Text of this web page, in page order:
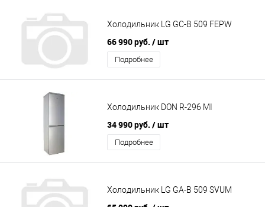
Холодильник LG GC-B 509 FEPW
66 990 руб. / шт
Подробнее
Холодильник DON R-296 MI
34 990 руб. / шт
Подробнее
Холодильник LG GA-B 509 SVUM